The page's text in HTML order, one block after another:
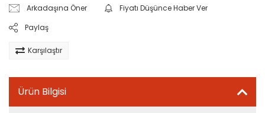
Arkadaşına Öner
Fiyatı Düşünce Haber Ver
Paylaş
Karşılaştır
Ürün Bilgisi